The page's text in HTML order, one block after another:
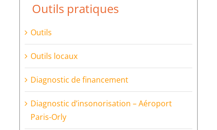
Outils pratiques
Outils
Outils locaux
Diagnostic de financement